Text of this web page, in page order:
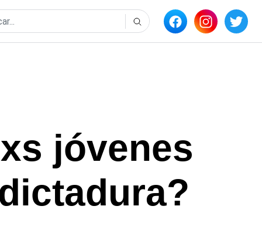
jóvenes